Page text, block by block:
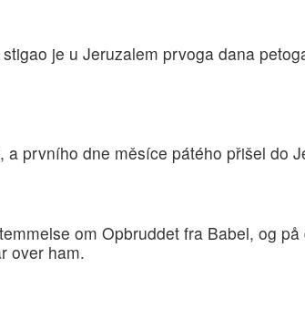
je u Jeruzalem prvoga dana
prvního dne měsíce pátého přišel do
om Opbruddet fra Babel, og
over ham.